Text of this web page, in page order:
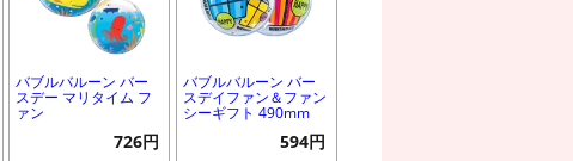
バブルバルーン バー
スデー マリタイム フ
ァン
726円
バブルバルーン バー
スデイファン＆ファン
シーギフト 490mm
594円